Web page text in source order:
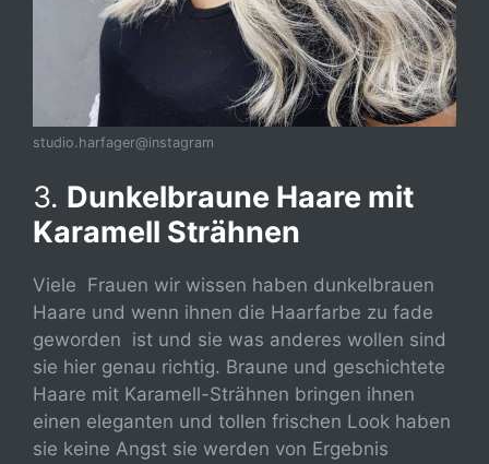
studio.harfager@instagram
3. Dunkelbraune Haare mit
Karamell Strähnen
Viele Frauen wir wissen haben dunkelbrauen
Haare und wenn ihnen die Haarfarbe zu fade
geworden ist und sie was anderes wollen sind
sie hier genau richtig. Braune und geschichtete
Haare mit Karamell-Strähnen bringen ihnen
einen eleganten und tollen frischen Look haben
sie keine Angst sie werden von Ergebnis